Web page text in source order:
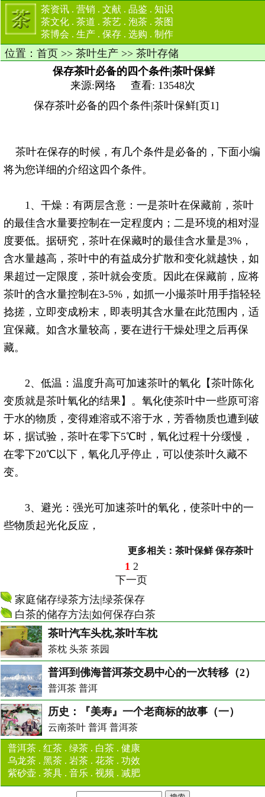
茶资讯 . 营销 . 文献 . 品鉴 . 知识
茶文化 . 茶道 . 茶艺 . 泡茶 . 茶图
茶博会 . 生产 . 保存 . 选购 . 制作
位置： 首页 >> 茶叶生产 >> 茶叶存储
保存茶叶必备的四个条件|茶叶保鲜
来源:网络 查看: 13548次
保存茶叶必备的四个条件|茶叶保鲜[页1]
茶叶在保存的时候，有几个条件是必备的，下面小编
将为您详细的介绍这四个条件。
1、干燥：有两层含意：一是茶叶在保藏前， 茶叶
的最佳含水量要控制在一定程度内；二是环境的相对湿
度要低。据研究， 茶叶在保藏时的最佳含水量是3%，
含水量越高， 茶叶中的有益成分扩散和变化就越快，如
果超过一定限度， 茶叶就会变质。因此在保藏前，应将
茶叶的含水量控制在3-5%，如抓一小撮茶叶用手指轻轻
捻搓，立即变成粉末，即表明其含水量在此范围内，适
宜保藏。如含水量较高，要在进行干燥处理之后再保
藏。
2、低温：温度升高可加速茶叶的氧化【茶叶陈化
变质就是茶叶氧化的结果】。氧化使茶叶中一些原可溶
于水的物质，变得难溶或不溶于水，芳香物质也遭到破
坏，据试验， 茶叶在零下5℃时，氧化过程十分缓慢，
在零下20℃以下，氧化几乎停止，可以使茶叶久藏不
变。
3、避光：强光可加速茶叶的氧化，使茶叶中的一
些物质起光化反应，
更多相关： 茶叶保鲜 保存茶叶
1 2
下一页
家庭储存绿茶方法|绿茶保存
白茶的储存方法|如何保存白茶
茶叶汽车头枕,茶叶车枕
茶枕 头茶 茶园
普洱到佛海普洱茶交易中心的一次转移（2）
普洱茶 普洱
历史：『美寿』一个老商标的故事（一）
云南茶叶 普洱 普洱茶
普洱茶 . 红茶 . 绿茶 . 白茶 . 健康
乌龙茶 . 黑茶 . 岩茶 . 花茶 . 功效
紫砂壶 . 茶具 . 音乐 . 视频 . 减肥